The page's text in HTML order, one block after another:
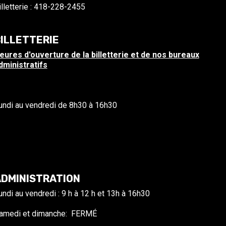
: 418-228-2455
d'ouverture de la billetterie et de nos bureaux
au vendredi de 8h30 à 16h30
au vendredi : 9 h à 12 h et 13h à 16h30
et dimanche: FERMÉ